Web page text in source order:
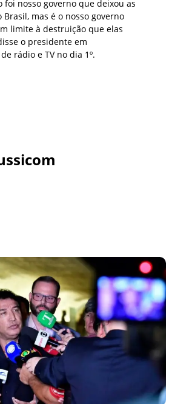
foi nosso governo que deixou as
mas é o nosso governo
limite à destruição que elas
o presidente em
rádio e TV no dia 1º.